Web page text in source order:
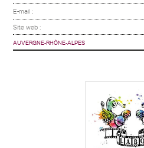
E-mail :
Site web :
AUVERGNE-RHÔNE-ALPES